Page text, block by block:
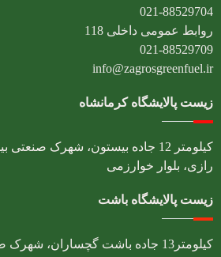
021-88529704
روابط عمومی داخلی 118
021-88529709
info@zagrosgreenfuel.ir​
زیست پالایشگاه کرمانشاه
کیلومتر 12 جاده بیستون، شهرک
رازی، بلوار خوارزمی
زیست پالایشگاه باشت
کیلومتر13 جاده باشت گچساران، شهرک صنعتی خان احمد